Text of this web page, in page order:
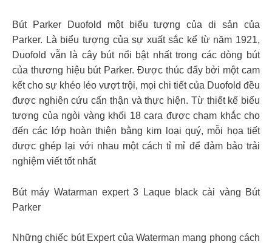
Bút Parker Duofold một biểu tượng của di sản của
Parker. Là biểu tượng của sự xuất sắc kể từ năm 1921,
Duofold vẫn là cây bút nổi bật nhất trong các dòng bút
của thương hiệu bút Parker. Được thúc đẩy bởi một cam
kết cho sự khéo léo vượt trội, mọi chi tiết của Duofold đều
được nghiên cứu cẩn thận và thực hiện. Từ thiết kế biểu
tượng của ngòi vàng khối 18 cara được chạm khắc cho
đến các lớp hoàn thiện bằng kim loại quý, mỗi họa tiết
được ghép lại với nhau một cách tỉ mỉ để đảm bảo trải
nghiệm viết tốt nhất
Bút máy Watarman expert 3 Laque black cài vàng Bút
Parker
Những chiếc bút Expert của Waterman mang phong cách